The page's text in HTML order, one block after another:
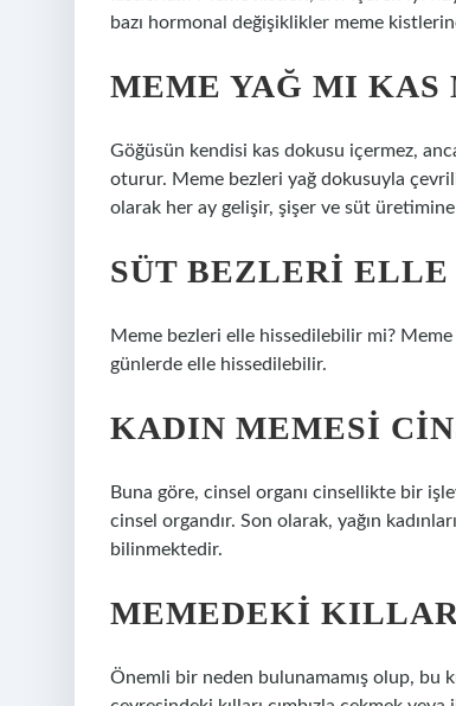
bazı hormonal değişiklikler meme
MEME YAĞ MI KAS
Göğüsün kendisi kas dokusu içermez,
oturur. Meme bezleri yağ dokusuyla
olarak her ay gelişir, şişer ve süt üretimine
SÜT BEZLERI
Meme bezleri elle hissedilebilir mi?
günlerde elle hissedilebilir.
KADIN MEMESI
Buna göre, cinsel organı cinsellikte bir
cinsel organdır. Son olarak, yağın
bilinmektedir.
MEMEDEKI
Önemli bir neden bulunamamış olup, bu